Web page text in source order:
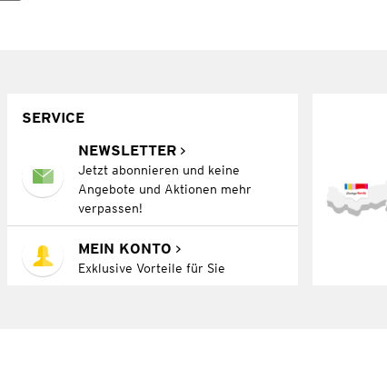
SERVICE
NEWSLETTER
Jetzt abonnieren und keine
Angebote und Aktionen mehr
verpassen!
MEIN KONTO
Exklusive Vorteile für Sie